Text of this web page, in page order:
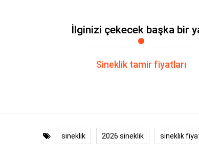
İlginizi çekecek başka bir
Sineklik tamir fiyatları
sineklik 2026 sineklik sineklik